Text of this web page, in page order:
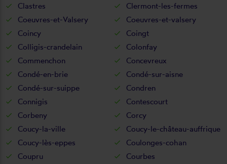
Clastres
Clermont-les-fermes
Coeuvres-et-Valsery
Coeuvres-et-valsery
Coincy
Coingt
Colligis-crandelain
Colonfay
Commenchon
Concevreux
Condé-en-brie
Condé-sur-aisne
Condé-sur-suippe
Condren
Connigis
Contescourt
Corbeny
Corcy
Coucy-la-ville
Coucy-le-château-auffrique
Coucy-lès-eppes
Coulonges-cohan
Coupru
Courbes